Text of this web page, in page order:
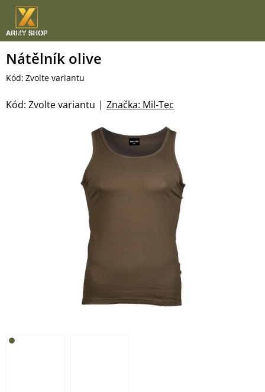
Přejít
obsah
Nátělník olive
Kód: Zvolte variantu
Značka: Mil-Tec
Kód: Zvolte variantu